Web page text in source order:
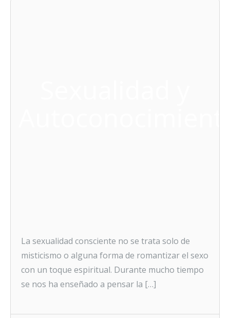
La sexualidad consciente no se trata solo de
misticismo o alguna forma de romantizar el sexo
con un toque espiritual. Durante mucho tiempo
se nos ha enseñado a pensar la […]